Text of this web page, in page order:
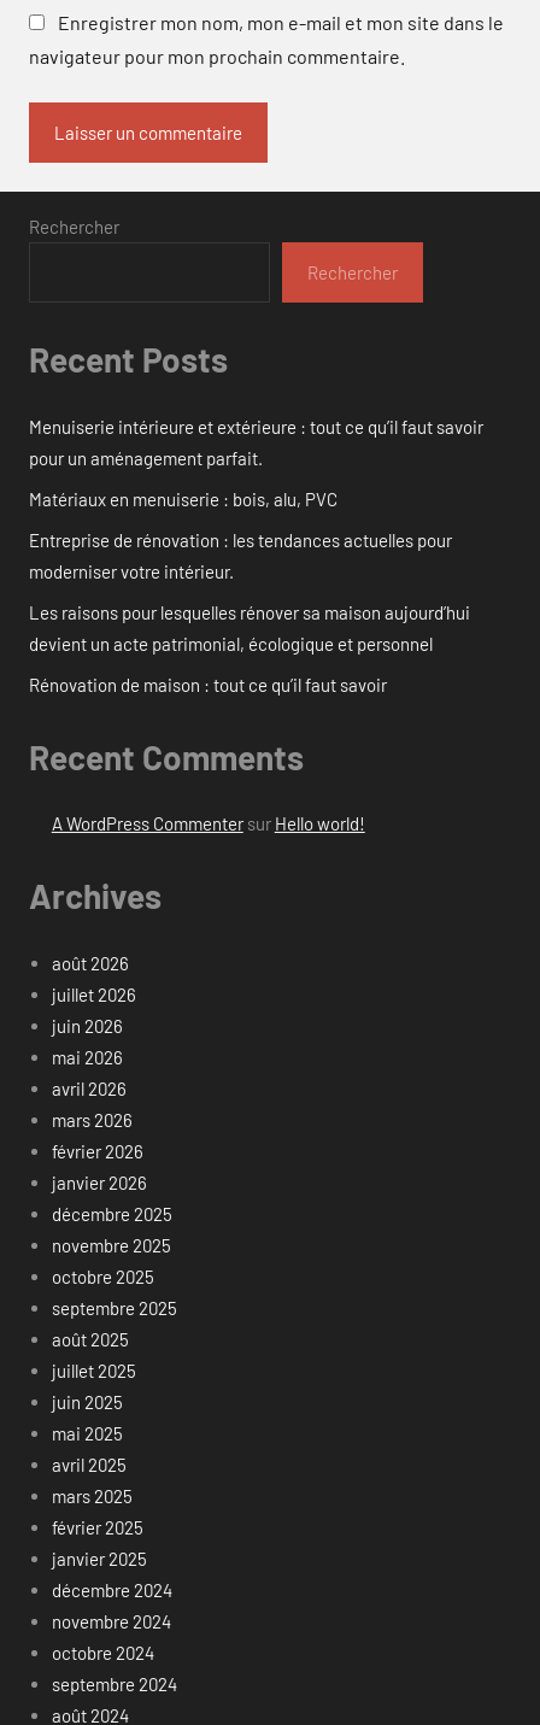
Enregistrer mon nom, mon e-mail et mon site dans le
navigateur pour mon prochain commentaire.
Rechercher
Rechercher
Recent Posts
Menuiserie intérieure et extérieure : tout ce qu’il faut savoir
pour un aménagement parfait.
Matériaux en menuiserie : bois, alu, PVC
Entreprise de rénovation : les tendances actuelles pour
moderniser votre intérieur.
Les raisons pour lesquelles rénover sa maison aujourd’hui
devient un acte patrimonial, écologique et personnel
Rénovation de maison : tout ce qu’il faut savoir
Recent Comments
A WordPress Commentersur Hello world!
Archives
août 2026
juillet 2026
juin 2026
mai 2026
avril 2026
mars 2026
février 2026
janvier 2026
décembre 2025
novembre 2025
octobre 2025
septembre 2025
août 2025
juillet 2025
juin 2025
mai 2025
avril 2025
mars 2025
février 2025
janvier 2025
décembre 2024
novembre 2024
octobre 2024
septembre 2024
août 2024